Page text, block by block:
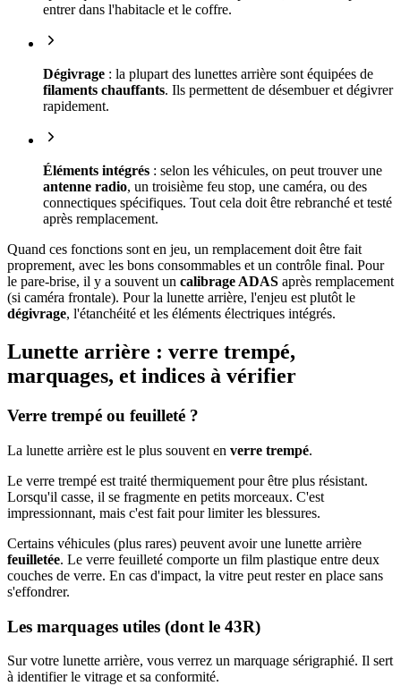
entrer dans l'habitacle et le coffre.
Dégivrage : la plupart des lunettes arrière sont équipées de
filaments chauffants. Ils permettent de désembuer et dégivrer
rapidement.
Éléments intégrés : selon les véhicules, on peut trouver une
antenne radio, un troisième feu stop, une caméra, ou des
connectiques spécifiques. Tout cela doit être rebranché et testé
après remplacement.
Quand ces fonctions sont en jeu, un remplacement doit être fait
proprement, avec les bons consommables et un contrôle final. Pour
le pare-brise, il y a souvent un calibrage ADAS après remplacement
(si caméra frontale). Pour la lunette arrière, l'enjeu est plutôt le
dégivrage, l'étanchéité et les éléments électriques intégrés.
Lunette arrière : verre trempé,
marquages, et indices à vérifier
Verre trempé ou feuilleté ?
La lunette arrière est le plus souvent en verre trempé.
Le verre trempé est traité thermiquement pour être plus résistant.
Lorsqu'il casse, il se fragmente en petits morceaux. C'est
impressionnant, mais c'est fait pour limiter les blessures.
Certains véhicules (plus rares) peuvent avoir une lunette arrière
feuilletée. Le verre feuilleté comporte un film plastique entre deux
couches de verre. En cas d'impact, la vitre peut rester en place sans
s'effondrer.
Les marquages utiles (dont le 43R)
Sur votre lunette arrière, vous verrez un marquage sérigraphié. Il sert
à identifier le vitrage et sa conformité.